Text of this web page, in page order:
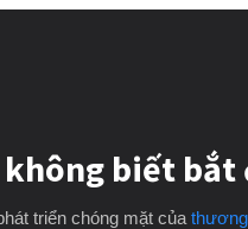
không biết bắt
triển chóng mặt của